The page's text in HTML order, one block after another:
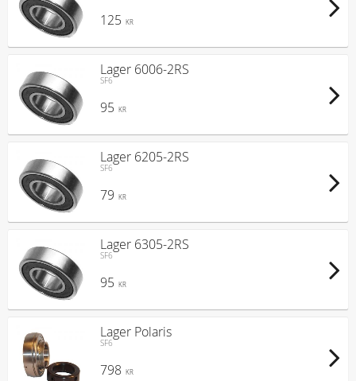
125 KR
Lager 6006-2RS
SF6
95 KR
Lager 6205-2RS
SF6
79 KR
Lager 6305-2RS
SF6
95 KR
Lager Polaris
SF6
798 KR